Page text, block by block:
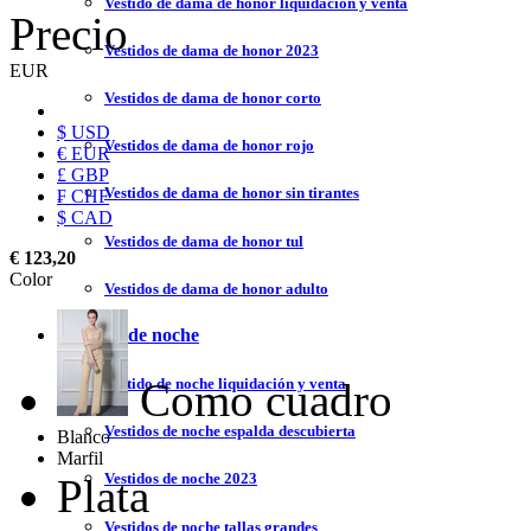
Vestidos de dama de honor 2023
Vestidos de dama de honor corto
Vestidos de dama de honor rojo
Vestidos de dama de honor sin tirantes
Vestidos de dama de honor tul
Vestidos de dama de honor adulto
Vestidos de noche
Vestido de noche liquidación y venta
Vestidos de noche espalda descubierta
Vestidos de noche 2023
Vestidos de noche tallas grandes
Precio
EUR
$ USD
€ EUR
£ GBP
₣ CHF
$ CAD
€ 123,20
Color
Como cuadro
Blanco
Marfil
Plata